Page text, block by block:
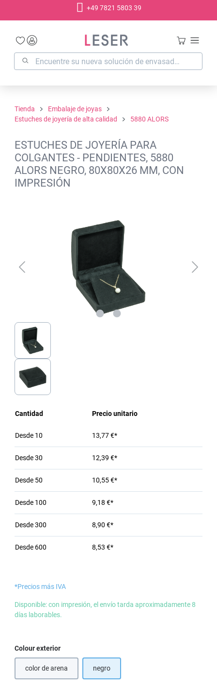
+49 7821 5803 39
Tienda
Embalaje de joyas
Estuches de joyería de alta calidad
5880 ALORS
ESTUCHES DE JOYERÍA PARA
COLGANTES - PENDIENTES, 5880
ALORS NEGRO, 80X80X26 MM, CON
IMPRESIÓN
Cantidad Precio unitario
Desde 10 13,77 €*
Desde30 12,39 €*
Desde 50 10,55 €*
Desde 100 9,18 €*
Desde300 8,90 €*
Desde 600 8,53 €*
*Precios más IVA
Disponible: con impresión, el envío tarda aproximadamente 8
días laborables.
Seleccione
Colour exterior
color de arena(Esta opción no está disponible en este momento.)
negro